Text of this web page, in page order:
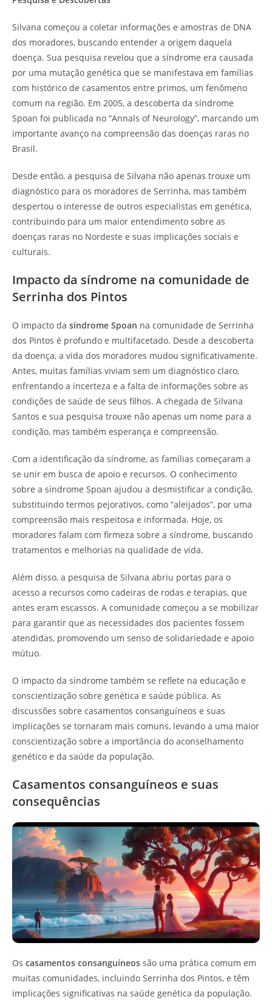
Silvana começou a coletar informações e amostras de DNA
dos moradores, buscando entender a origem daquela
doença. Sua pesquisa revelou que a síndrome era causada
por uma mutação genética que se manifestava em famílias
com histórico de casamentos entre primos, um fenômeno
comum na região. Em 2005, a descoberta da síndrome
Spoan foi publicada no “Annals of Neurology”, marcando um
importante avanço na compreensão das doenças raras no
Brasil.
Desde então, a pesquisa de Silvana não apenas trouxe um
diagnóstico para os moradores de Serrinha, mas também
despertou o interesse de outros especialistas em genética,
contribuindo para um maior entendimento sobre as
doenças raras no Nordeste e suas implicações sociais e
culturais.
Impacto da síndrome na comunidade de
Serrinha dos Pintos
O impacto da síndrome Spoan na comunidade de Serrinha
dos Pintos é profundo e multifacetado. Desde a descoberta
da doença, a vida dos moradores mudou significativamente.
Antes, muitas famílias viviam sem um diagnóstico claro,
enfrentando a incerteza e a falta de informações sobre as
condições de saúde de seus filhos. A chegada de Silvana
Santos e sua pesquisa trouxe não apenas um nome para a
condição, mas também esperança e compreensão.
Com a identificação da síndrome, as famílias começaram a
se unir em busca de apoio e recursos. O conhecimento
sobre a síndrome Spoan ajudou a desmistificar a condição,
substituindo termos pejorativos, como “aleijados”, por uma
compreensão mais respeitosa e informada. Hoje, os
moradores falam com firmeza sobre a síndrome, buscando
tratamentos e melhorias na qualidade de vida.
Além disso, a pesquisa de Silvana abriu portas para o
acesso a recursos como cadeiras de rodas e terapias, que
antes eram escassos. A comunidade começou a se mobilizar
para garantir que as necessidades dos pacientes fossem
atendidas, promovendo um senso de solidariedade e apoio
mútuo.
O impacto da síndrome também se reflete na educação e
conscientização sobre genética e saúde pública. As
discussões sobre casamentos consanguíneos e suas
implicações se tornaram mais comuns, levando a uma maior
conscientização sobre a importância do aconselhamento
genético e da saúde da população.
Casamentos consanguíneos e suas
consequências
Os casamentos consanguíneos são uma prática comum em
muitas comunidades, incluindo Serrinha dos Pintos, e têm
implicações significativas na saúde genética da população.